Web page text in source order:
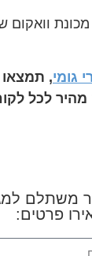
גומי, תמצאו
משתלם
פרטים: